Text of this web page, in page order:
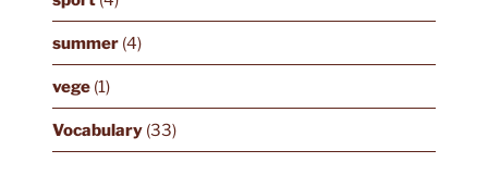
summer(4)
vege(1)
Vocabulary(33)